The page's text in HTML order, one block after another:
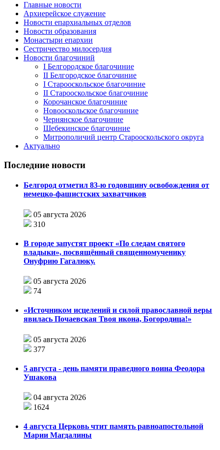
Главные новости
Архиерейское служение
Новости епархиальных отделов
Новости образования
Монастыри епархии
Сестричество милосердия
Новости благочиний
I Белгородское благочиние
II Белгородское благочиние
I Старооскольское благочиние
II Старооскольское благочиние
Корочанское благочиние
Новооскольское благочиние
Чернянское благочиние
Шебекинское благочиние
Митрополичий центр Старооскольского округа
Актуально
Последние новости
Белгород отметил 83-ю годовщину освобождения от
немецко-фашистских захватчиков
05 августа 2026
310
В городе запустят проект «По следам святого
владыки», посвящённый священномученику
Онуфрию Гагалюку.
05 августа 2026
74
«Источником исцелений и силой православной веры
явилась Почаевская Твоя икона, Богородица!»
05 августа 2026
377
5 августа - день памяти праведного воина Феодора
Ушакова
04 августа 2026
1624
4 августа Церковь чтит память равноапостольной
Марии Магдалины